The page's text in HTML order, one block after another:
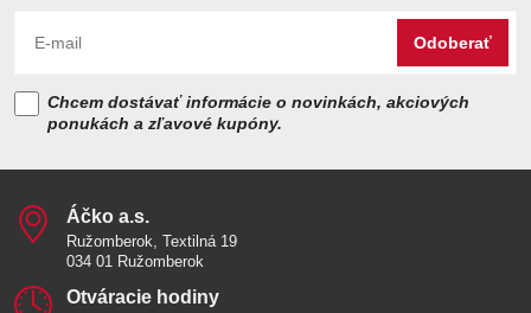
Odoberať
Chcem dostávať informácie o novinkách, akciových
ponukách a zľavové kupóny.
Áčko a​.s​.
Ružomberok, Textilná 19
034 01 Ružomberok
Otváracie hodiny